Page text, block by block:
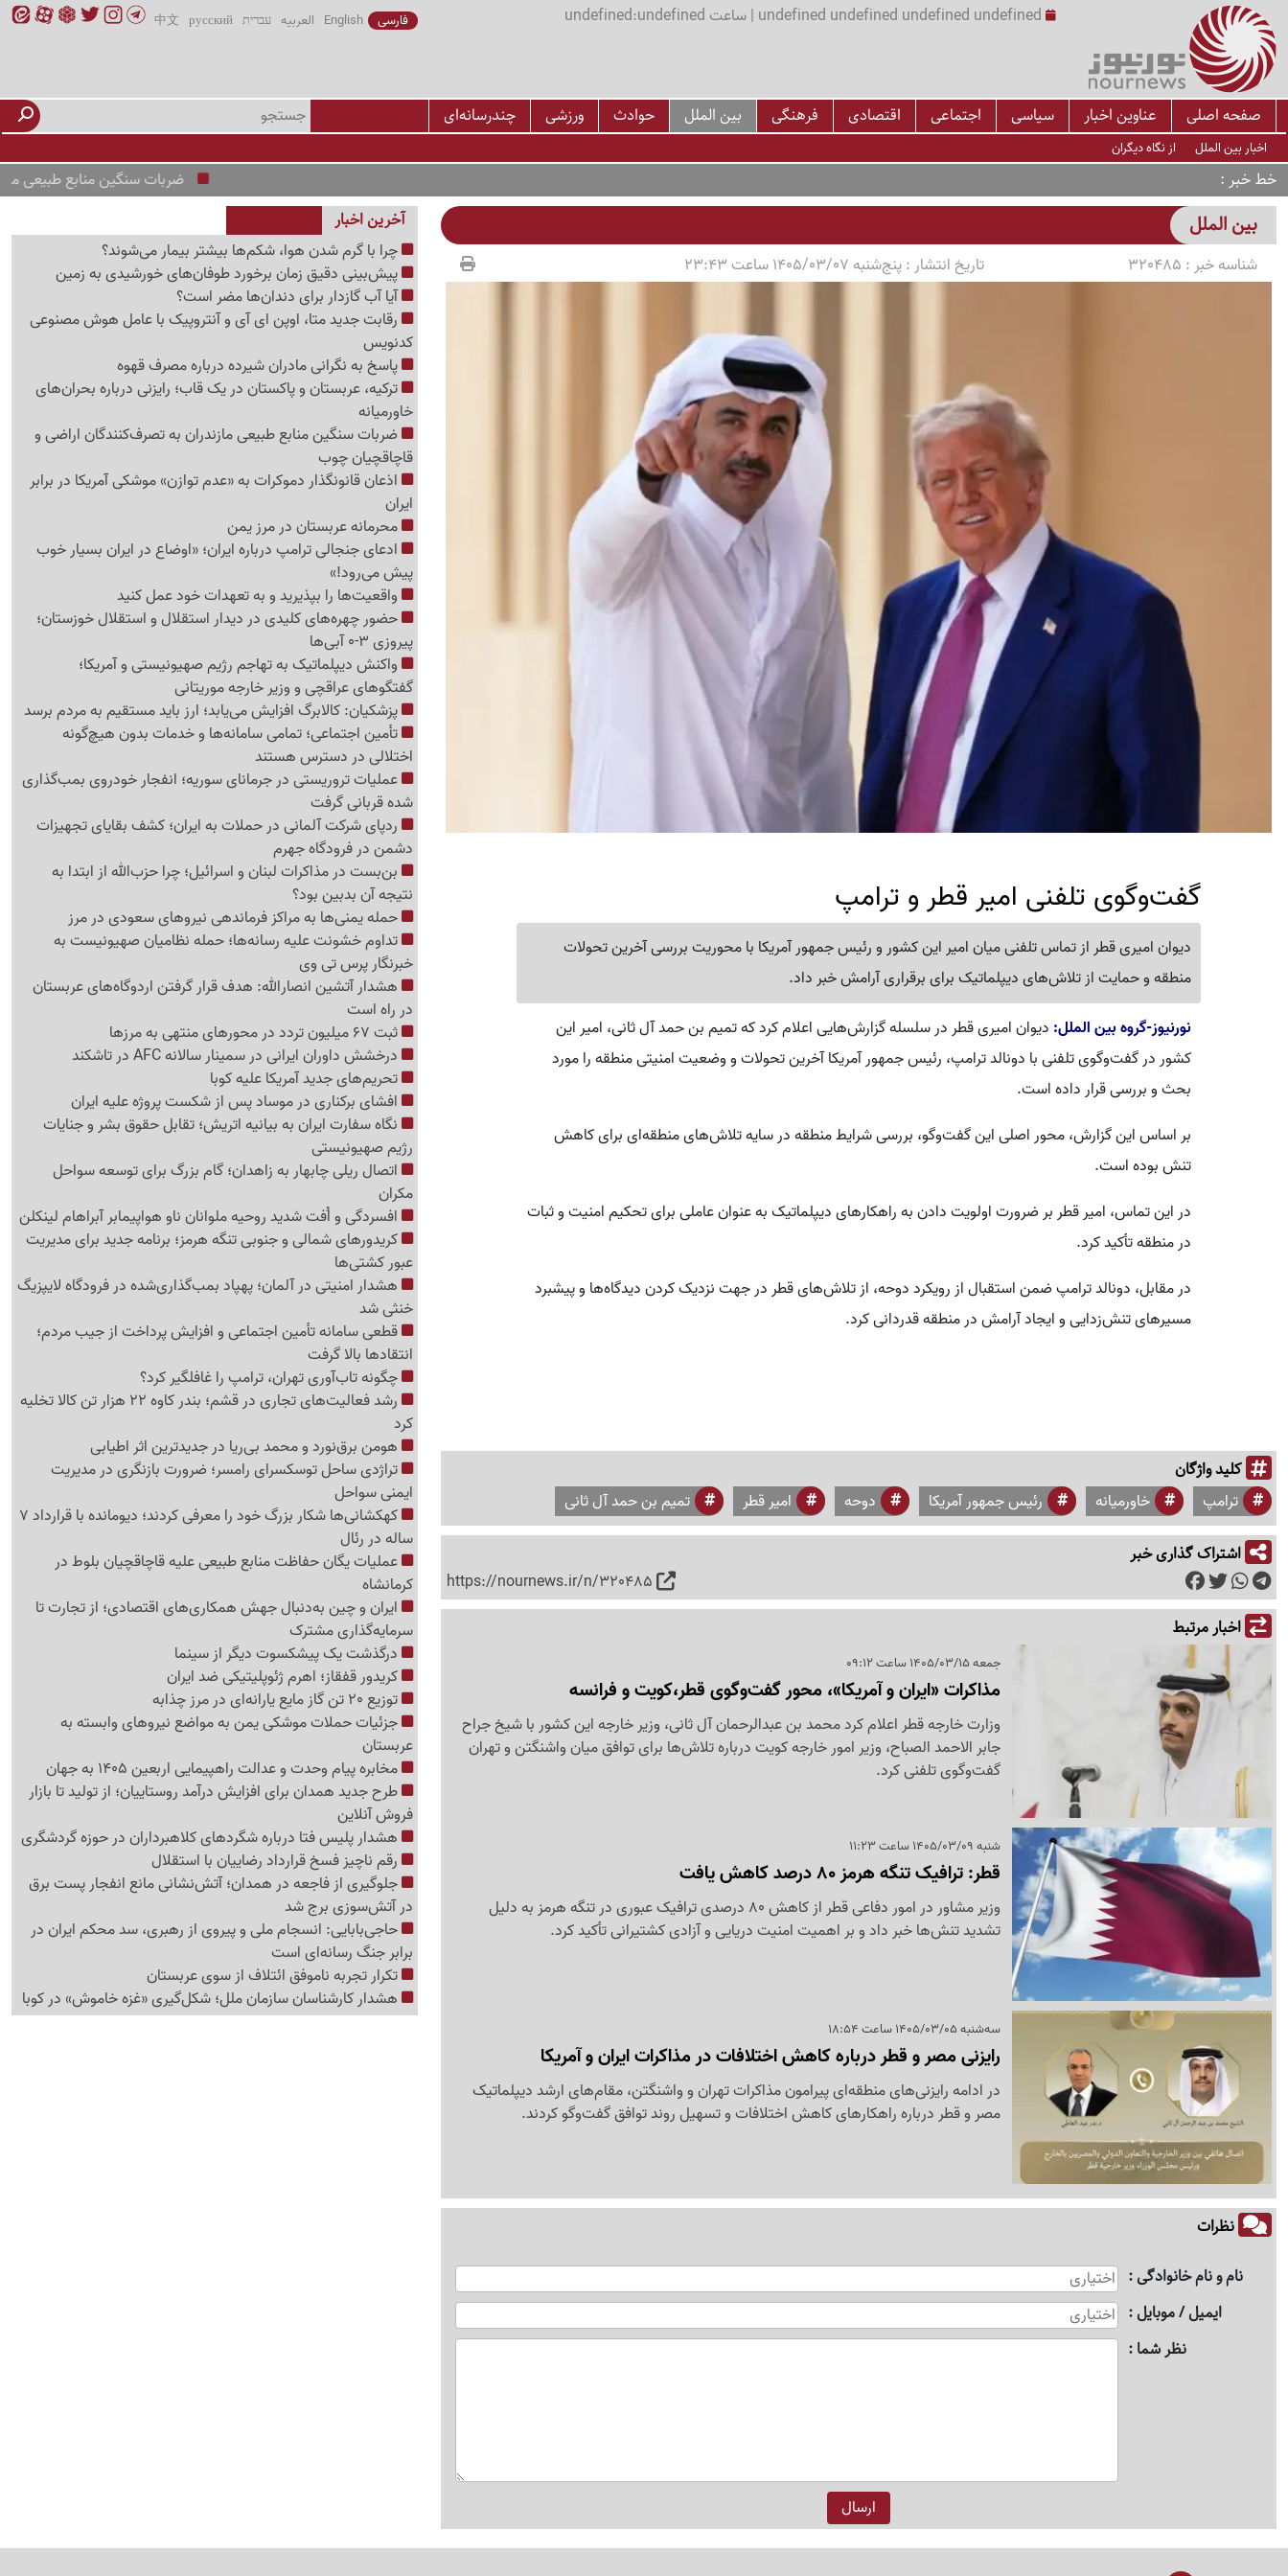
undefined undefined undefined undefined | ساعت undefined:undefined فارسی English العربیه עברית русский
中文
صفحه اصلی عناوین اخبار سیاسی اجتماعی اقتصادی فرهنگی بین الملل حوادث ورزشی چندرسانه‌ای
اخبار بین الملل از نگاه دیگران
خط خبر ضربات سنگین منابع طبیعی
بین الملل
شناسه خبر : 320485 تاریخ انتشار :پنج‌شنبه 1405/03/07 ساعت 23:43
گفت‌وگوی تلفنی امیر قطر و ترامپ
دیوان امیری قطر از تماس تلفنی میان امیر این کشور و رئیس جمهور آمریکا با محوریت بررسی آخرین تحولات
منطقه و حمایت از تلاش‌های دیپلماتیک برای برقراری آرامش خبر داد.
نورنیوز-گروه بین الملل: دیوان امیری قطر در سلسله گزارش‌هایی اعلام کرد که تمیم بن حمد آل ثانی، امیر این
کشور در گفت‌وگوی تلفنی با دونالد ترامپ، رئیس جمهور آمریکا آخرین تحولات و وضعیت امنیتی منطقه را مورد
بحث و بررسی قرار داده است.
بر اساس این گزارش، محور اصلی این گفت‌وگو، بررسی شرایط منطقه در سایه تلاش‌های منطقه‌ای برای کاهش
تنش بوده است.
در این تماس، امیر قطر بر ضرورت اولویت دادن به راهکارهای دیپلماتیک به عنوان عاملی برای تحکیم امنیت و ثبات
در منطقه تأکید کرد.
در مقابل، دونالد ترامپ ضمن استقبال از رویکرد دوحه، از تلاش‌های قطر در جهت نزدیک کردن دیدگاه‌ها و پیشبرد
مسیرهای تنش‌زدایی و ایجاد آرامش در منطقه قدردانی کرد.
کلید واژگان
ترامپ خاورمیانه رئیس جمهور آمریکا دوحه امیر قطر تمیم بن حمد آل ثانی
اشتراک گذاری خبر
https://nournews.ir/n/320485
اخبار مرتبط
جمعه 1405/03/15 ساعت 09:12
مذاکرات «ایران و آمریکا»، محور گفت‌وگوی قطر،کویت و فرانسه
وزارت خارجه قطر اعلام کرد محمد بن عبدالرحمان آل ثانی، وزیر خارجه این کشور با شیخ جراح
جابر الاحمد الصباح، وزیر امور خارجه کویت درباره تلاش‌ها برای توافق میان واشنگتن و تهران
گفت‌وگوی تلفنی کرد.
شنبه 1405/03/09 ساعت 11:23
قطر: ترافیک تنگه هرمز 80 درصد کاهش یافت
وزیر مشاور در امور دفاعی قطر از کاهش 80 درصدی ترافیک عبوری در تنگه هرمز به دلیل
تشدید تنش‌ها خبر داد و بر اهمیت امنیت دریایی و آزادی کشتیرانی تأکید کرد.
سه‌شنبه 1405/03/05 ساعت 18:54
رایزنی مصر و قطر درباره کاهش اختلافات در مذاکرات ایران و آمریکا
در ادامه رایزنی‌های منطقه‌ای پیرامون مذاکرات تهران و واشنگتن، مقام‌های ارشد دیپلماتیک
مصر و قطر درباره راهکارهای کاهش اختلافات و تسهیل روند توافق گفت‌وگو کردند.
نظرات
نام و نام خانوادگی
ایمیل / موبایل
نظر شما
آخرین اخبار
چرا با گرم شدن هوا، شکم‌ها بیشتر بیمار می‌شوند؟
پیش‌بینی دقیق زمان برخورد طوفان‌های خورشیدی به زمین
آیا آب گازدار برای دندان‌ها مضر است؟
رقابت جدید متا، اوپن ای آی و آنتروپیک با عامل هوش مصنوعی
کدنویس
پاسخ به نگرانی مادران شیرده درباره مصرف قهوه
ترکیه، عربستان و پاکستان در یک قاب؛ رایزنی درباره بحران‌های
خاورمیانه
ضربات سنگین منابع طبیعی مازندران به تصرف‌کنندگان اراضی و
قاچاقچیان چوب
اذعان قانونگذار دموکرات به «عدم توازن» موشکی آمریکا در برابر
ایران
محرمانه عربستان در مرز یمن
ادعای جنجالی ترامپ درباره ایران؛ «اوضاع در ایران بسیار خوب
پیش می‌رود!»
واقعیت‌ها را بپذیرید و به تعهدات خود عمل کنید
حضور چهره‌های کلیدی در دیدار استقلال و استقلال خوزستان؛
پیروزی 3-0 آبی‌ها
واکنش دیپلماتیک به تهاجم رژیم صهیونیستی و آمریکا؛
گفتگوهای عراقچی و وزیر خارجه موریتانی
پزشکیان: کالابرگ افزایش می‌یابد؛ ارز باید مستقیم به مردم برسد
تأمین اجتماعی؛ تمامی سامانه‌ها و خدمات بدون هیچ‌گونه
اختلالی در دسترس هستند
عملیات تروریستی در جرمانای سوریه؛ انفجار خودروی بمب‌گذاری
شده قربانی گرفت
ردپای شرکت آلمانی در حملات به ایران؛ کشف بقایای تجهیزات
دشمن در فرودگاه جهرم
بن‌بست در مذاکرات لبنان و اسرائیل؛ چرا حزب‌الله از ابتدا به
نتیجه آن بدبین بود؟
حمله یمنی‌ها به مراکز فرماندهی نیروهای سعودی در مرز
تداوم خشونت علیه رسانه‌ها؛ حمله نظامیان صهیونیست به
خبرنگار پرس تی وی
هشدار آتشین انصارالله: هدف قرار گرفتن اردوگاه‌های عربستان
در راه است
ثبت 67 میلیون تردد در محورهای منتهی به مرزها
درخشش داوران ایرانی در سمینار سالانه AFC در تاشکند
تحریم‌های جدید آمریکا علیه کوبا
افشای برکناری در موساد پس از شکست پروژه علیه ایران
نگاه سفارت ایران به بیانیه اتریش؛ تقابل حقوق بشر و جنایات
رژیم صهیونیستی
اتصال ریلی چابهار به زاهدان؛ گام بزرگ برای توسعه سواحل
مکران
افسردگی و اُفت شدید روحیه ملوانان ناو هواپیمابر آبراهام لینکلن
کریدورهای شمالی و جنوبی تنگه هرمز؛ برنامه جدید برای مدیریت
عبور کشتی‌ها
هشدار امنیتی در آلمان؛ پهپاد بمب‌گذاری‌شده در فرودگاه لایپزیگ
خنثی شد
قطعی سامانه تأمین اجتماعی و افزایش پرداخت از جیب مردم؛
انتقادها بالا گرفت
چگونه تاب‌آوری تهران، ترامپ را غافلگیر کرد؟
رشد فعالیت‌های تجاری در قشم؛ بندر کاوه 22 هزار تن کالا تخلیه
کرد
هومن برق‌نورد و محمد بی‌ریا در جدیدترین اثر اطیابی
تراژدی ساحل توسکسرای رامسر؛ ضرورت بازنگری در مدیریت
ایمنی سواحل
کهکشانی‌ها شکار بزرگ خود را معرفی کردند؛ دیومانده با قرارداد 7
ساله در رئال
عملیات یگان حفاظت منابع طبیعی علیه قاچاقچیان بلوط در
کرمانشاه
ایران و چین به‌دنبال جهش همکاری‌های اقتصادی؛ از تجارت تا
سرمایه‌گذاری مشترک
درگذشت یک پیشکسوت دیگر از سینما
کریدور قفقاز؛ اهرم ژئوپلیتیکی ضد ایران
توزیع 20 تن گاز مایع یارانه‌ای در مرز چذابه
جزئیات حملات موشکی یمن به مواضع نیروهای وابسته به
عربستان
مخابره پیام وحدت و عدالت راهپیمایی اربعین 1405 به جهان
طرح جدید همدان برای افزایش درآمد روستاییان؛ از تولید تا بازار
فروش آنلاین
هشدار پلیس فتا درباره شگردهای کلاهبرداران در حوزه گردشگری
رقم ناچیز فسخ قرارداد رضاییان با استقلال
جلوگیری از فاجعه در همدان؛ آتش‌نشانی مانع انفجار پست برق
در آتش‌سوزی برج شد
حاجی‌بابایی: انسجام ملی و پیروی از رهبری، سد محکم ایران در
برابر جنگ رسانه‌ای است
تکرار تجربه ناموفق ائتلاف از سوی عربستان
هشدار کارشناسان سازمان ملل؛ شکل‌گیری «غزه‌ خاموش» در کوبا